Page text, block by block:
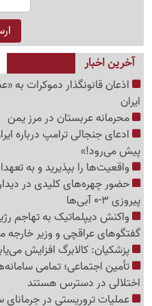
آخرین اخبار
اذعان قانونگذار دموکرات به
ایران
محرمانه عربستان در مرز یمن
ادعای جنجالی ترامپ درباره
پیش می‌رود!»
واقعیت‌ها را بپذیرید و به
حضور چهره‌های کلیدی در
پیروزی 3-0 آبی‌ها
واکنش دیپلماتیک به تهاجم
گفتگوهای عراقچی و وزیر خارجه
پزشکیان: کالابرگ افزایش
تأمین اجتماعی؛ تمامی
اختلالی در دسترس هستند
عملیات تروریستی در